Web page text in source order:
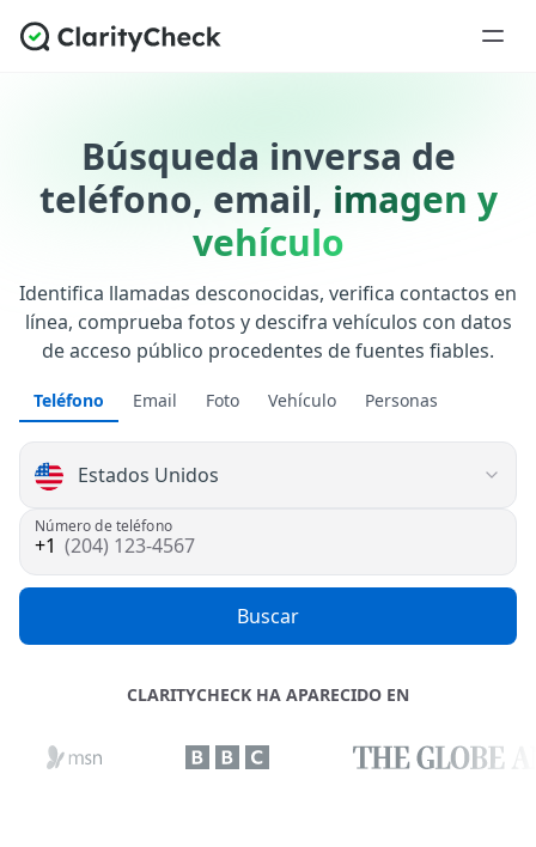
Búsqueda inversa de
teléfono, email, imagen y
vehículo
Identifica llamadas desconocidas, verifica contactos en
línea, comprueba fotos y descifra vehículos con datos
de acceso público procedentes de fuentes fiables.
Teléfono Email Foto Vehículo Personas
Número de teléfono
(204) 123-4567
Buscar
CLARITYCHECK HA APARECIDO EN